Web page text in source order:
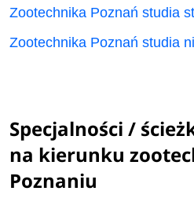
Zootechnika Poznań studia
Zootechnika Poznań studia
Specjalności /
na kierunku
Poznaniu